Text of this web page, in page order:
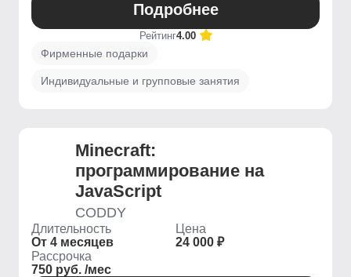
Подробнее
Рейтинг4.00
Фирменные подарки
Индивидуальные и групповые занятия
Minecraft:
программирование на
JavaScript
CODDY
Длительность
От 4 месяцев
Цена
24 000 ₽
Рассрочка
750 руб. /мес